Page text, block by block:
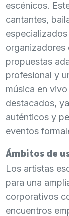
escénicos.
cantantes,
organizadores
propuestas
profesional y
música en
destacados,
auténticos y
eventos
Ámbitos de
Los artistas
para una
corporativos
encuentros